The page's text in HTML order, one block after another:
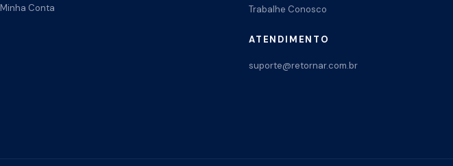
Minha Conta
Trabalhe Conosco
ATENDIMENTO
suporte@retornar.com.br